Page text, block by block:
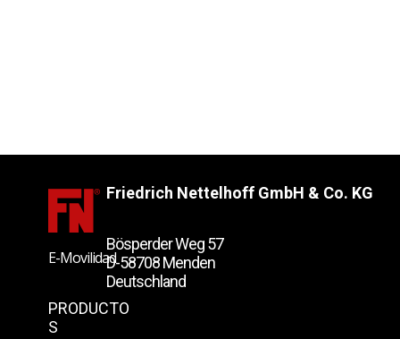
Friedrich Nettelhoff GmbH & Co. KG
PRODUCTO
S
Bösperder Weg 57
D-58708 Menden
Deutschland
E-Movilidad